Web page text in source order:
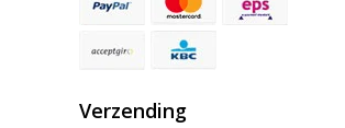
Verzending